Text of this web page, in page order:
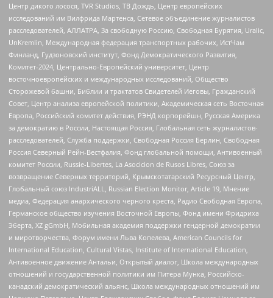
Центр дикого лосося, TVR Studios, ТВ Дождь, Центр европейских
исследований им Вилфрида Мартенса, Сетевое объединение журналистов
расследователей, АЛЛАТРА, За свободную Россию, Свободная Бурятия, Uralic,
UnKremlin, Международная федерация транспортных рабочих, ИстЧам
Финланд, Гудзоновский институт, Фонд Демократического Развития,
Комитет-2024, Центрально-Европейский университет, Центр
восточноевропейских и международных исследований, Общество
Сторожевой башни, Библии и трактатов Свидетелей Иеговы, Гражданский
Совет, Центр анализа европейской политики, Академическая сеть Восточная
Европа, Российский комитет действия, РЭНД корпорейшн, Русская Америка
за демократию в России, Настоящая Россия, Глобальная сеть журналистов-
расследователей, Служба поддержки, Свободная Россия Берлин, Свободная
Россия Северный Рейн-Вестфалия, Фонд глобальной помощи, Антивоенный
комитет России, Russie-Libertes, La Asocicion de Rusos Libres, Союз за
возвращение Северных территорий, Крымскотатарский Ресурсный Центр,
Глобальный союз IndustriALL, Russian Election Monitor, Article 19, Мнение
медиа, Федерация анархического черного креста, Радио Свободная Европа,
Германское общество изучения Восточной Европы, Фонд имени Фридриха
Эберта, XZ gGmbH, Мобильная академия поддержки гендерной демократии
и миротворчества, Форум имени Льва Копелева, American Councils for
International Education, Cultural Vistas, Institute of International Education,
Антивоенное движение Антальи, Открытый диалог, Школа международных
отношений и государственной политики им Питера Мунка, Российско-
канадский демократический альянс, Школа международных отношений им